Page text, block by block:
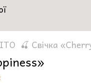
🍒 Свічка